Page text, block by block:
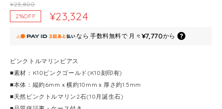
¥23,800
2%OFF
¥23,324
なら 手数料無料で 月々 ¥7,770から
ピンクトルマリンピアス
■素材：K10ピンクゴールド(K10刻印有)
■本体：縦約6mmｘ横約10mmｘ厚さ約1.5mm
■天然ピンクトルマリン2石(10月誕生石)